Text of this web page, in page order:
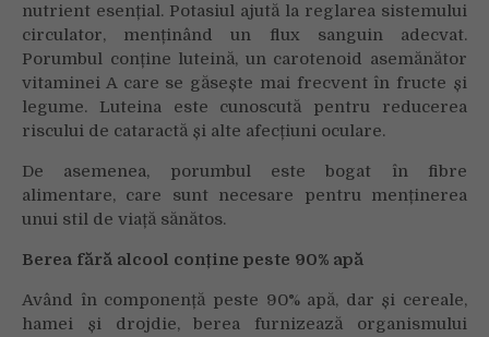
nutrient esențial. Potasiul ajută la reglarea sistemului
circulator, menținând un flux sanguin adecvat.
Porumbul conține luteină, un carotenoid asemănător
vitaminei A care se găsește mai frecvent în fructe și
legume. Luteina este cunoscută pentru reducerea
riscului de cataractă și alte afecțiuni oculare.
De asemenea, porumbul este bogat în fibre
alimentare, care sunt necesare pentru menținerea
unui stil de viață sănătos.
Berea fără alcool conține peste 90% apă
Având în componență peste 90% apă, dar și cereale,
hamei și drojdie, berea furnizează organismului